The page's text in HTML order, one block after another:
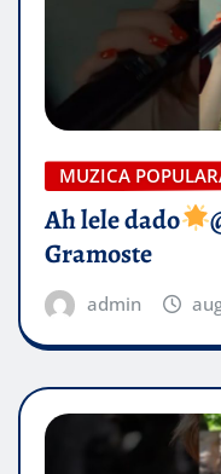
MUZICA
Ah lele dado​
Gramoste
admin